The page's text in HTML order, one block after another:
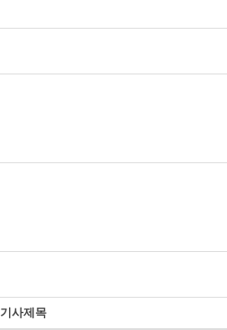
기사제목